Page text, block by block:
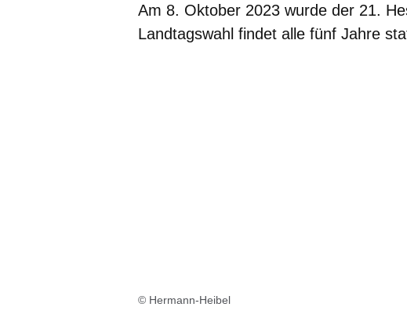
Am 8. Oktober 2023 wurde der 21.
Landtagswahl findet alle fünf Jahre
© Hermann-Heibel